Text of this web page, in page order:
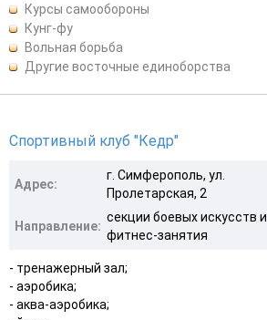
Курсы самообороны
Кунг-фу
Вольная борьба
Другие восточные единоборства
Спортивный клуб "Кедр"
Адрес:
г. Симферополь, ул.
Пролетарская, 2
Направление:
секции боевых искусств и
фитнес-занятия
- тренажерный зал;
- аэробика;
- аква-аэробика;